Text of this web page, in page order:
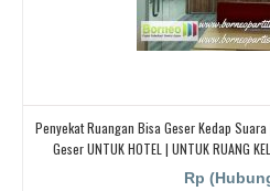
Penyekat Ruangan Bisa Geser Kedap
Geser UNTUK HOTEL | UNTUK RUANG
BANDUNG, JAKARTA,
Rp